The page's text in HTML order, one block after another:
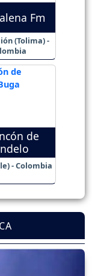
Fm
(Tolima) -
de
- Colombia